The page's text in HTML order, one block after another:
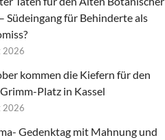
Südeingang für Behinderte als
2026
kommen die Kiefern für den
Platz in Kassel
2026
Gedenktag mit Mahnung und